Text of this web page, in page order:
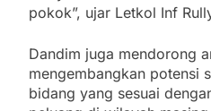
pokok”, ujar Letkol Inf
Dandim juga mendorong
mengembangkan potensi
bidang yang sesuai